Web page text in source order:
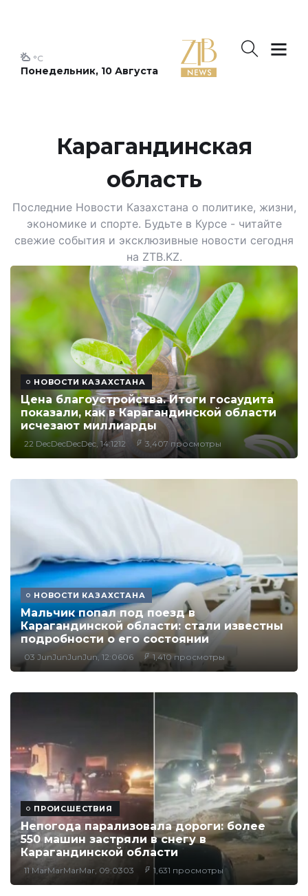
Понедельник, 10 Августа
°C
Карагандинская
область
Последние Новости Казахстана о политике, жизни,
экономике и спорте. Будьте в Курсе - читайте
свежие события и эксклюзивные новости сегодня
на ZTB.KZ.
НОВОСТИ КАЗАХСТАНА
Цена благоустройства. Итоги госаудита
показали, как в Карагандинской области
исчезают миллиарды
22 DecDecDecDec, 14:1212 3,407 просмотры
НОВОСТИ КАЗАХСТАНА
Мальчик попал под поезд в
Карагандинской области: стали известны
подробности о его состоянии
03 JunJunJunJun, 12:0606 1,410 просмотры
ПРОИСШЕСТВИЯ
Непогода парализовала дороги: более
550 машин застряли в снегу в
Карагандинской области
11 MarMarMarMar, 09:0303 1,631 просмотры